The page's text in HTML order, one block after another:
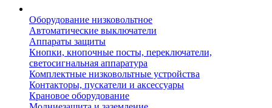
Оборудование низковольтное
Автоматические выключатели
Аппараты защиты
Кнопки, кнопочные посты, переключатели,
светосигнальная аппаратура
Комплектные низковольтные устройства
Контакторы, пускатели и аксессуары
Крановое оборудование